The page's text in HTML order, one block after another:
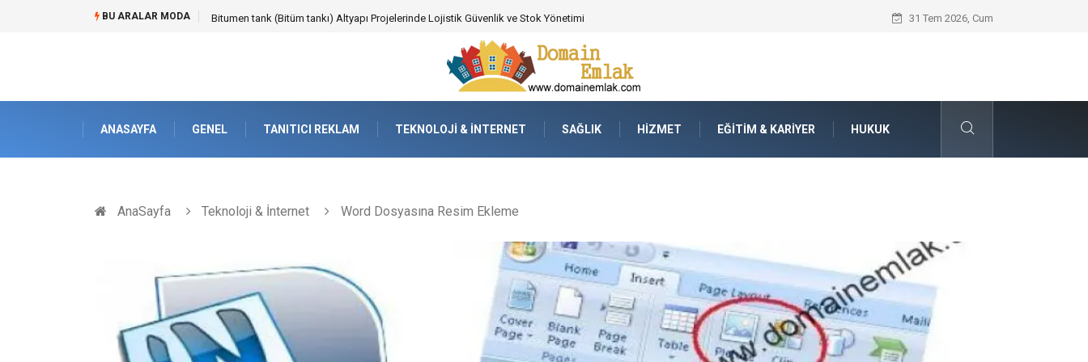
BU ARALAR MODA Bitumen tank (Bitüm tankı) Altyapı Projelerinde Lojistik Güvenlik ve Stok Yönetimi Güvenilir Chip Satışı: Kesintisiz Poker
31 Tem 2026, Cum
ANASAYFA GENEL TANITICI REKLAM TEKNOLOJI & İNTERNET SAĞLIK HIZMET EĞITIM & KARIYER HUKUK
AnaSayfa Teknoloji & İnternet Word Dosyasına Resim Ekleme